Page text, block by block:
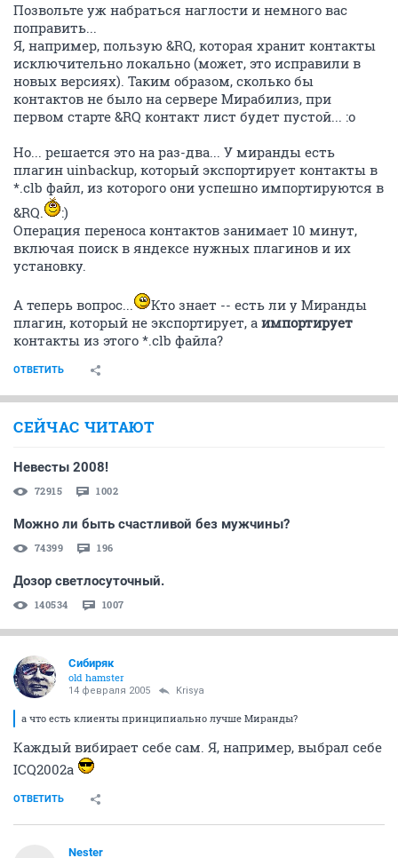
Позвольте уж набраться наглости и немного вас
поправить...
Я, например, пользую &RQ, которая хранит контакты
исключительно локально (может, это исправили в
новых версиях). Таким образом, сколько бы
контактов не было на сервере Мирабилиз, при
первом старте &RQ контакт лист будет пустой... :о
Но... решается это на раз-два... У миранды есть
плагин uinbackup, который экспортирует контакты в
*.clb файл, из которого они успешно импортируются в
&RQ.
:)
Операция переноса контактов занимает 10 минут,
включая поиск в яндексе нужных плагинов и их
установку.
А теперь вопрос...
Кто знает -- есть ли у Миранды
плагин, который не экспортирует, а импортирует
контакты из этого *.clb файла?
ОТВЕТИТЬ
СЕЙЧАС ЧИТАЮТ
Невесты 2008!
72915 1002
Можно ли быть счастливой без мужчины?
74399 196
Дозор светлосуточный.
140534 1007
Сибиряк
old hamster
14 февраля 2005 Krisya
а что есть клиенты принципиально лучше Миранды?
Каждый вибирает себе сам. Я, например, выбрал себе
ICQ2002а
ОТВЕТИТЬ
Nestеr